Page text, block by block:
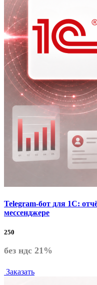
Telegram-бот для 1С:
мессенджере
250
без ндс 21%
Заказать